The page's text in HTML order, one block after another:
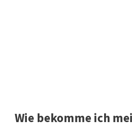
Wie bekomme ich